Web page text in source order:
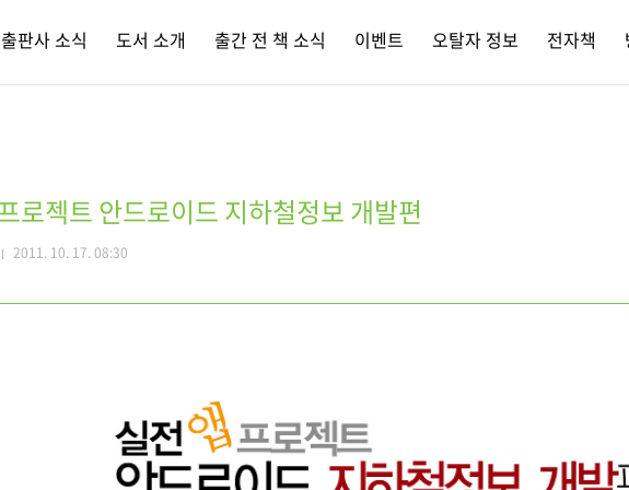
출판사 소식 도서 소개 출간 전 책 소식 이벤트 오탈자 정보 전자책
로젝트 안드로이드 지하철정보 개발편
2011. 10. 17. 08:30